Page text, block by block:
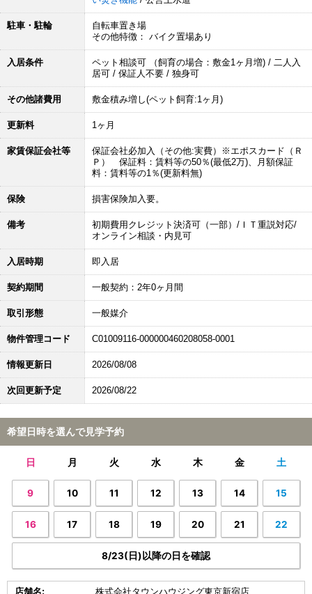
駐車・駐輪
自転車置き場
その他特徴： バイク置場あり
入居条件
ペット相談可 （飼育の場合：敷金1ヶ月増) / 二人入
居可 / 保証人不要 / 独身可
その他諸費用 敷金積み増し(ペット飼育:1ヶ月)
更新料 1ヶ月
家賃保証会社等
保証会社必加入（その他:実費）※エポスカード（Ｒ
Ｐ） 保証料：賃料等の50％(最低2万)、月額保証
料：賃料等の1％(更新料無)
保険 損害保険加入要。
備考
初期費用クレジット決済可（一部）/ＩＴ重説対応/
オンライン相談・内見可
入居時期 即入居
契約期間 一般契約：2年0ヶ月間
取引形態 一般媒介
物件管理コード C01009116-000000460208058-0001
情報更新日 2026/08/08
次回更新予定 2026/08/22
希望日時を選んで見学予約
日 月 火 水 木 金 土
9 10 11 12 13 14 15
16 17 18 19 20 21 22
8/23(日)以降の日を確認
店舗名: 株式会社タウンハウジング東京新宿店